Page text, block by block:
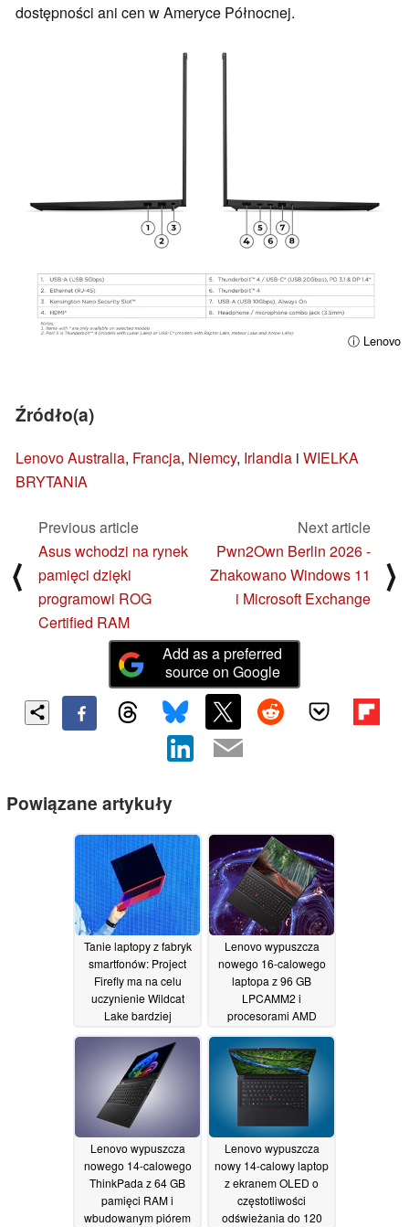
dostępności ani cen w Ameryce Północnej.
ⓘ Lenovo
Źródło(a)
Lenovo Australia, Francja, Niemcy, Irlandia i WIELKA
BRYTANIA
⟨
Previous article
Asus wchodzi na rynek
pamięci dzięki
programowi ROG
Certified RAM
Next article
Pwn2Own Berlin 2026 -
Zhakowano Windows 11
i Microsoft Exchange
⟩
Add as a preferred
source on Google
Powiązane artykuły
Tanie laptopy z fabryk
smartfonów: Project
Firefly ma na celu
uczynienie Wildcat
Lake bardziej
19/05/2026
Lenovo wypuszcza
nowego 16-calowego
laptopa z 96 GB
LPCAMM2 i
procesorami AMD
oczekiwano18/05/2026
Lenovo wypuszcza
nowego 14-calowego
ThinkPada z 64 GB
pamięci RAM i
wbudowanym piórem
Lenovo wypuszcza
nowy 14-calowy laptop
z ekranem OLED o
częstotliwości
odświeżania do 120